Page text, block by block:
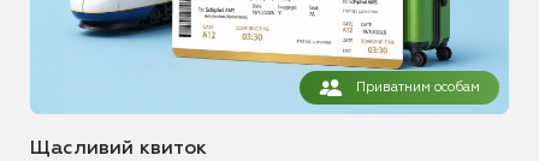
Приватним особам
Щасливий квиток